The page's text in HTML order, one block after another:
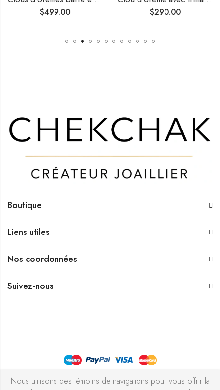
$499.00 $290.00
Boutique
Liens utiles
Nos coordonnées
Suivez-nous
Bijouterie Chekchak Inc © 2026 Tous droits réservés - Réalisé
Nous utilisons des témoins de navigations pour vous offrir la